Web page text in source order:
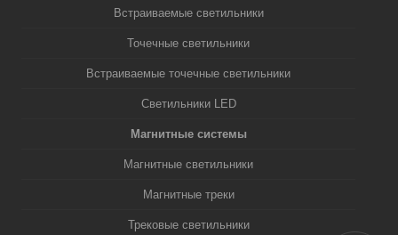
Встраиваемые светильники
Точечные светильники
Встраиваемые точечные светильники
Светильники LED
Магнитные системы
Магнитные светильники
Магнитные треки
Трековые светильники